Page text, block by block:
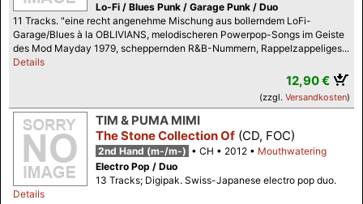
Lo-Fi / Blues Punk / Garage Punk / Duo
11 Tracks. "eine recht angenehme Mischung aus bollerndem LoFi-
Garage/Blues à la OBLIVIANS, melodischeren Powerpop-Songs im Geiste
des Mod Mayday 1979, scheppernden R&B-Nummern, Rappelzappeliges...
Details
12,90 €
(zzgl. Versandkosten)
TIM & PUMA MIMI
The Stone Collection Of (CD, FOC)
2nd Hand (m-/m-) CH 2012
Mouthwatering
Electro Pop / Duo
13 Tracks; Digipak. Swiss-Japanese electro pop duo.
Details